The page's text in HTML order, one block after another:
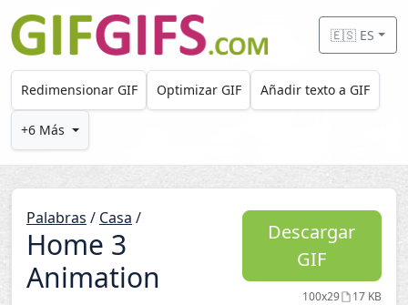
Skip to main content
🇪🇸 ES
Redimensionar GIF Optimizar GIF Añadir texto a GIF
+6 Más
Palabras / Casa /
Home 3
Animation
Descargar
GIF
100x29 17 KB